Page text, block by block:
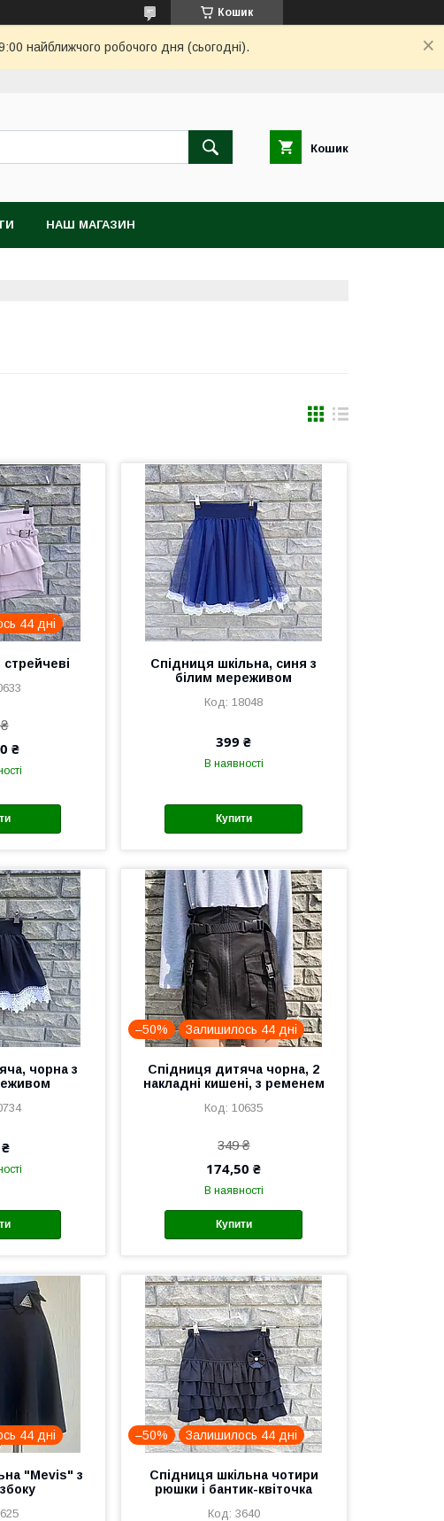
Кошик
найближчого робочого дня (сьогодні).
Кошик
НАШ МАГАЗИН
44 дні
₴
Спідниця шкільна, синя з
білим мереживом
18048
399 ₴
В наявності
Купити
чорна з
–50% Залишилось 44 дні
Спідниця дитяча чорна, 2
накладні кишені, з ременем
10635
349 ₴
174,50 ₴
В наявності
Купити
44 дні
"Mevis" з
–50% Залишилось 44 дні
Спідниця шкільна чотири
рюшки і бантик-квіточка
3640